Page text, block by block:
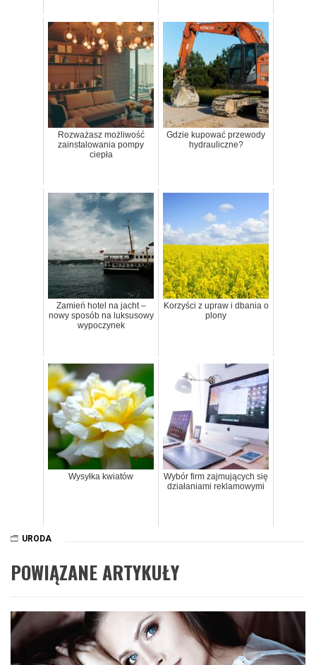
Rozważasz możliwość
zainstalowania pompy
ciepła
Gdzie kupować przewody
hydrauliczne?
Zamień hotel na jacht –
nowy sposób na luksusowy
wypoczynek
Korzyści z upraw i dbania o
plony
Wysyłka kwiatów
Wybór firm zajmujących się
działaniami reklamowymi
URODA
POWIĄZANE ARTYKUŁY